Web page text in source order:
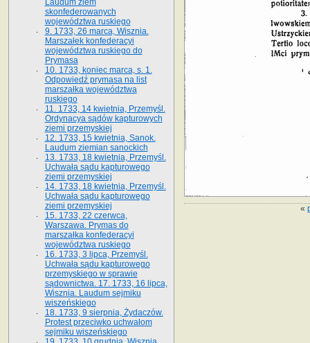
«
Laudum ziem
skonfederowanych
województwa ruskiego
9. 1733, 26 marca, Wisznia.
Marszałek konfederacyi
województwa ruskiego do
Prymasa
10. 1733, koniec marca, s. 1.
Odpowiedź prymasa na list
marszałka województwa
ruskiego
11. 1733, 14 kwietnia, Przemyśl.
Ordynacya sądów kapturowych
ziemi przemyskiej
12. 1733, 15 kwietnia, Sanok.
Laudum ziemian sanockich
13. 1733, 18 kwietnia, Przemyśl.
Uchwała sądu kapturowego
ziemi przemyskiej
14. 1733, 18 kwietnia, Przemyśl.
Uchwała sądu kapturowego
ziemi przemyskiej
15. 1733, 22 czerwca,
Warszawa. Prymas do
marszałka konfederacyi
województwa ruskiego
16. 1733, 3 lipca, Przemyśl.
Uchwała sądu kapturowego
przemyskiego w sprawie
sądownictwa. 17. 1733, 16 lipca,
Wisznia. Laudum sejmiku
wiszeńskiego
18. 1733, 9 sierpnia, Żydaczów.
Protest przeciwko uchwałom
sejmiku wiszeńskiego